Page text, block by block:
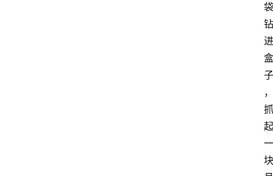
袋
钻
进
盒
子
，
抓
起
一
块